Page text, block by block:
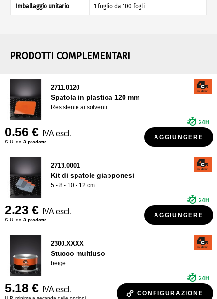
Imballaggio unitario 1 foglio da 100 fogli
PRODOTTI COMPLEMENTARI
2711.0120
Spatola in plastica 120 mm
Resistente ai solventi
0.56 € IVA escl.
S.U. da 3 prodotte
24H
AGGIUNGERE
2713.0001
Kit di spatole giapponesi
5 - 8 - 10 - 12 cm
2.23 € IVA escl.
S.U. da 3 prodotte
24H
AGGIUNGERE
2300.XXXX
Stucco multiuso
beige
5.18 € IVA escl.
U.P. minima a seconda delle opzioni
24H
CONFIGURAZIONE